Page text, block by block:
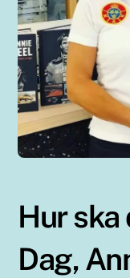
Hur ska
Dag,